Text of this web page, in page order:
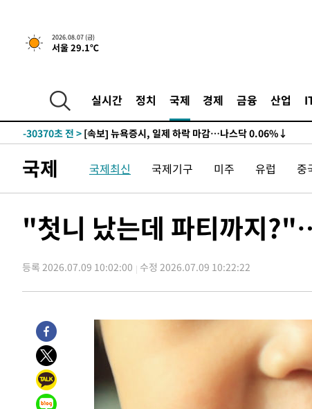
2026.08.07 (금)
서울 29.1℃
실시간 정치 국제 경제 금융 산업
-30370초 전 > [속보] 뉴욕증시, 일제 하락 마감…나스닥 0.06%↓
국제 국제최신 국제기구 미주 유럽 중
"첫니 났는데 파티까지
등록 2026.07.09 10:02:00 수정 2026.07.09 10:22:22